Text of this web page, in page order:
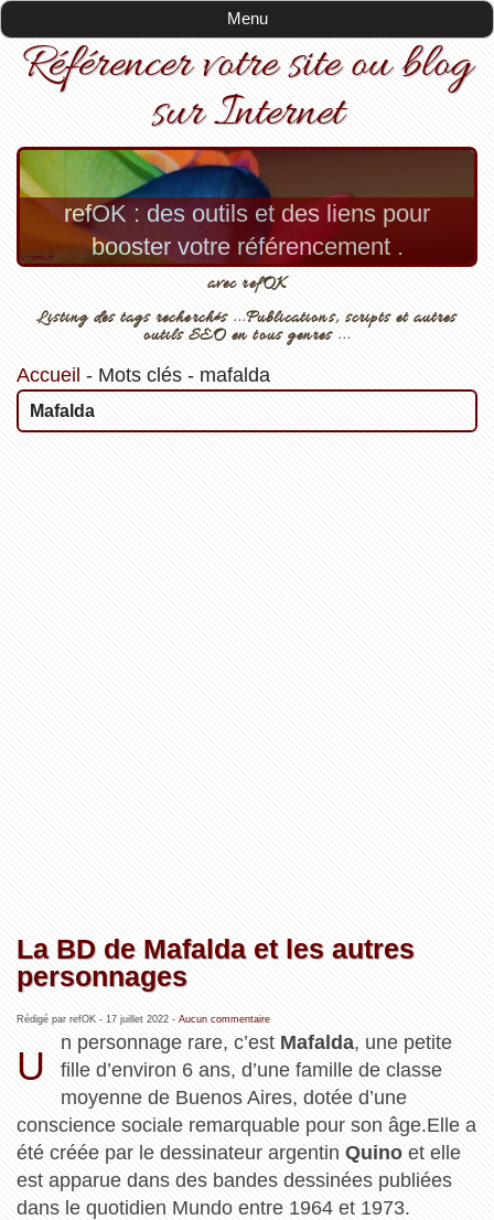
Menu
Référencer votre site ou blog
sur Internet
refOK : des outils et des liens pour
booster votre référencement .
avec refOK
Listing des tags recherchés ...Publications, scripts et autres
outils SEO en tous genres ...
Accueil - Mots clés- mafalda
Mafalda
La BD de Mafalda et les autres
personnages
Rédigé par refOK - 17 juillet 2022- Aucun commentaire
U
n personnage rare, c’est Mafalda, une petite
fille d’environ 6 ans, d’une famille de classe
moyenne de Buenos Aires, dotée d’une
conscience sociale remarquable pour son âge.Elle a
été créée par le dessinateur argentin Quinoet elle
est apparue dans des bandes dessinées publiées
dans le quotidien Mundo entre 1964 et 1973.